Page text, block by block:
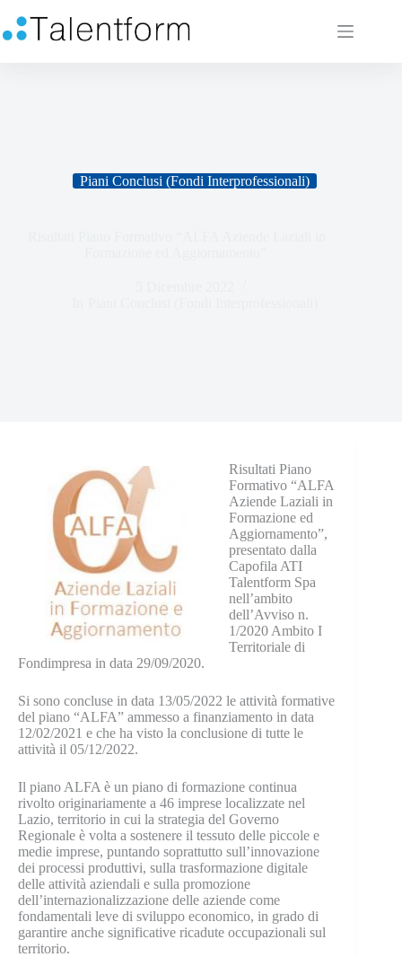
Piani Conclusi (Fondi Interprofessionali)
Risultati Piano
Formativo “ALFA
Aziende Laziali in
Formazione ed
Aggiornamento”,
presentato dalla
Capofila ATI
Talentform Spa
nell’ambito
dell’Avviso n.
1/2020 Ambito I
Territoriale di
Fondimpresa in data 29/09/2020.
Si sono concluse in data 13/05/2022 le attività formative
del piano “ALFA” ammesso a finanziamento in data
12/02/2021 e che ha visto la conclusione di tutte le
attività il 05/12/2022.
Il piano ALFA è un piano di formazione continua
rivolto originariamente a 46 imprese localizzate nel
Lazio, territorio in cui la strategia del Governo
Regionale è volta a sostenere il tessuto delle piccole e
medie imprese, puntando soprattutto sull’innovazione
dei processi produttivi, sulla trasformazione digitale
delle attività aziendali e sulla promozione
dell’internazionalizzazione delle aziende come
fondamentali leve di sviluppo economico, in grado di
garantire anche significative ricadute occupazionali sul
territorio.